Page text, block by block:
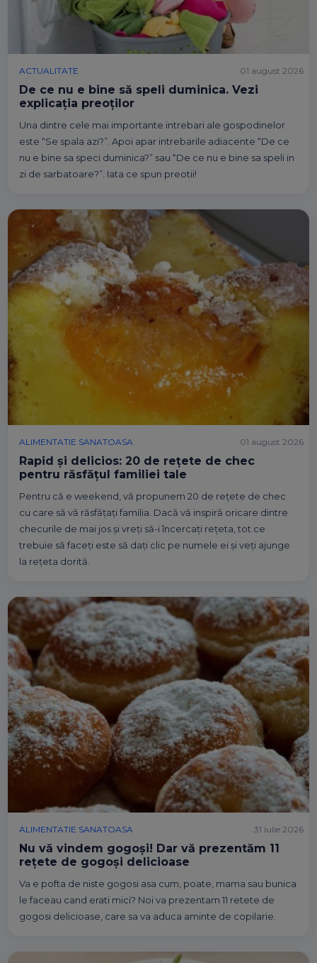
ACTUALITATE
De ce nu e bine să speli duminica. Vezi
explicația preoților
Una dintre cele mai importante intrebari ale gospodinelor
este “Se spala azi?”. Apoi apar intrebarile adiacente “De ce
nu e bine sa speci duminica?” sau “De ce nu e bine sa speli in
zi de sarbatoare?”. Iata ce spun preotii!
01 august 2026
ALIMENTATIE SANATOASA
Rapid și delicios: 20 de rețete de chec
pentru răsfățul familiei tale
Pentru că e weekend, vă propunem 20 de rețete de chec
cu care să vă răsfățați familia. Dacă vă inspiră oricare dintre
checurile de mai jos și vreți să-i încercați rețeta, tot ce
trebuie să faceți este să dați clic pe numele ei și veți ajunge
la rețeta dorită.
01 august 2026
ALIMENTATIE SANATOASA
Nu vă vindem gogoși! Dar vă prezentăm 11
rețete de gogoși delicioase
Va e pofta de niste gogosi asa cum, poate, mama sau bunica
le faceau cand erati mici? Noi va prezentam 11 retete de
gogosi delicioase, care sa va aduca aminte de copilarie.
31 iulie 2026